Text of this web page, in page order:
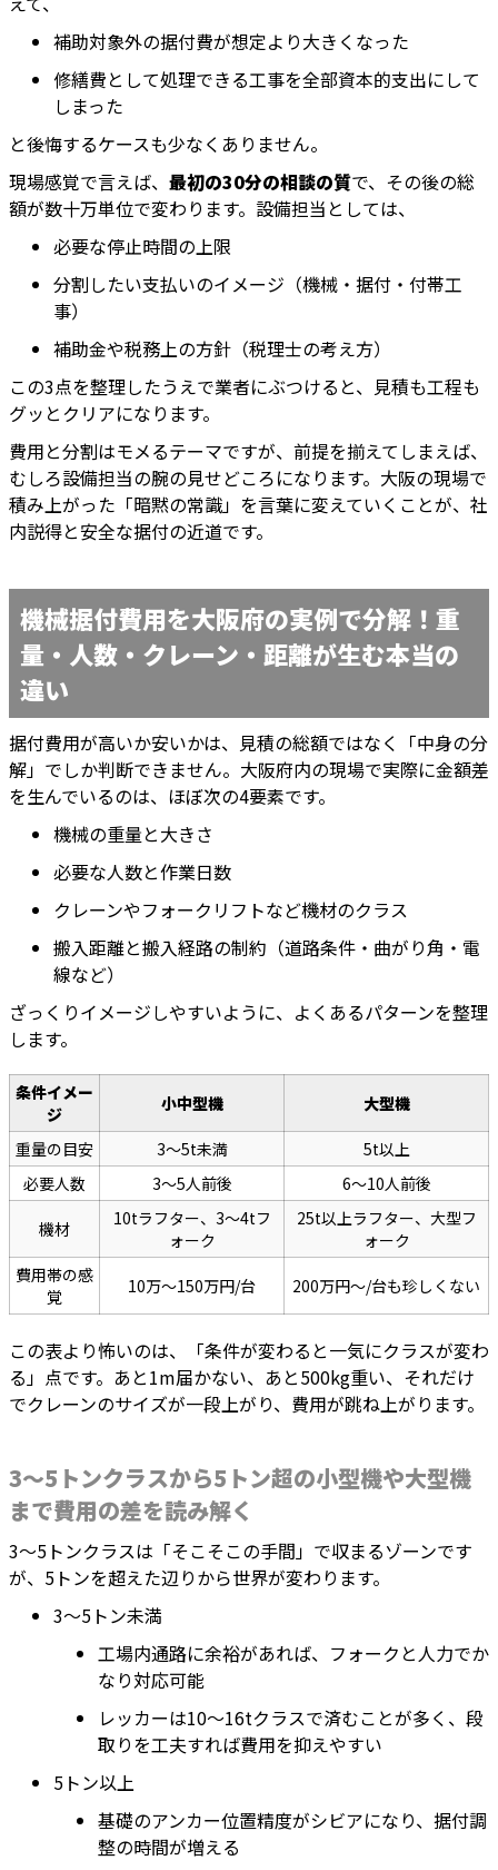
補助対象外の据付費が想定より大きくなった
修繕費として処理できる工事を全部資本的支出にして
しまった
と後悔するケースも少なくありません。
現場感覚で言えば、 最初の30分の相談の質で、その後の総
額が数十万単位で変わります。設備担当としては、
必要な停止時間の上限
分割したい支払いのイメージ（機械・据付・付帯工
事）
補助金や税務上の方針（税理士の考え方）
この3点を整理したうえで業者にぶつけると、見積も工程も
グッとクリアになります。
費用と分割はモメるテーマですが、前提を揃えてしまえば、
むしろ設備担当の腕の見せどころになります。大阪の現場で
積み上がった「暗黙の常識」を言葉に変えていくことが、社
内説得と安全な据付の近道です。
機械据付費用を大阪府の実例で分解！重
量・人数・クレーン・距離が生む本当の
違い
据付費用が高いか安いかは、見積の総額ではなく「中身の分
解」でしか判断できません。大阪府内の現場で実際に金額差
を生んでいるのは、ほぼ次の4要素です。
機械の重量と大きさ
必要な人数と作業日数
クレーンやフォークリフトなど機材のクラス
搬入距離と搬入経路の制約（道路条件・曲がり角・電
線など）
ざっくりイメージしやすいように、よくあるパターンを整理
します。
条件イメー
ジ
小中型機 大型機
重量の目安 3〜5t未満
5t以上
必要人数
3〜5人前後 6〜10人前後
機材
10tラフター、3〜4tフ
ォーク
25t以上ラフター、大型フ
ォーク
費用帯の感
覚
10万〜150万円/台 200万円〜/台も珍しくない
この表より怖いのは、「条件が変わると一気にクラスが変わ
る」点です。あと1m届かない、あと500kg重い、それだけ
でクレーンのサイズが一段上がり、費用が跳ね上がります。
3〜5トンクラスから5トン超の小型機や大型機
まで費用の差を読み解く
3〜5トンクラスは「そこそこの手間」で収まるゾーンです
が、5トンを超えた辺りから世界が変わります。
3〜5トン未満
工場内通路に余裕があれば、フォークと人力でか
なり対応可能
レッカーは10〜16tクラスで済むことが多く、段
取りを工夫すれば費用を抑えやすい
5トン以上
基礎のアンカー位置精度がシビアになり、据付調
整の時間が増える